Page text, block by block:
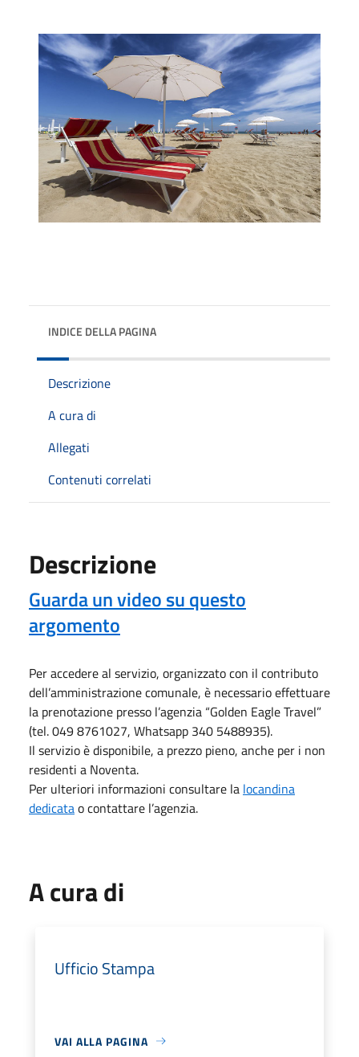
INDICE DELLA PAGINA
Descrizione
A cura di
Allegati
Contenuti correlati
Descrizione
Guarda un video su questo
argomento
Per accedere al servizio, organizzato con il contributo
dell’amministrazione comunale, è necessario effettuare
la prenotazione presso l’agenzia “Golden Eagle Travel”
(tel. 049 8761027, Whatsapp 340 5488935).
Il servizio è disponibile, a prezzo pieno, anche per i non
residenti a Noventa.
Per ulteriori informazioni consultare la locandina
dedicatao contattare l’agenzia.
A cura di
Ufficio Stampa
VAI ALLA PAGINA